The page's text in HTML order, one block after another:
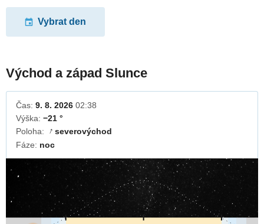
Vybrat den
Východ a západ Slunce
Čas: 9. 8. 2026 02:38
Výška: −21 °
Poloha:
↓ severovýchod
Fáze: noc